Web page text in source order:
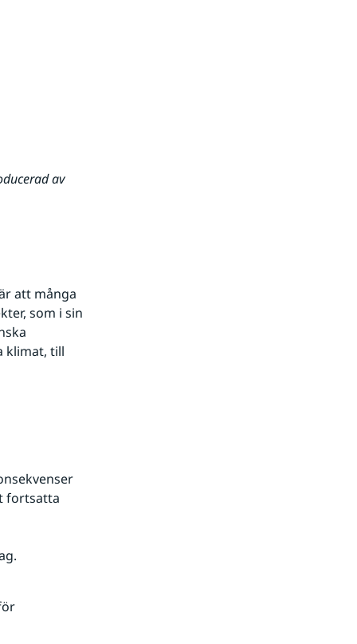
av
annan webbplats.
att många
som i sin
klimat, till
fortsatta